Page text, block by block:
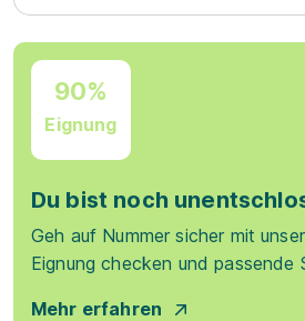
90%
Eignung
Du bist noch
Geh auf Nummer sicher mit
Eignung checken und passende
Mehr erfahren